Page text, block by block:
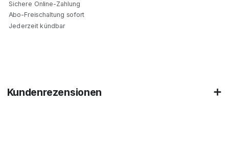
Sichere Online-Zahlung
Abo-Freischaltung sofort
Jederzeit kündbar
Kundenrezensionen